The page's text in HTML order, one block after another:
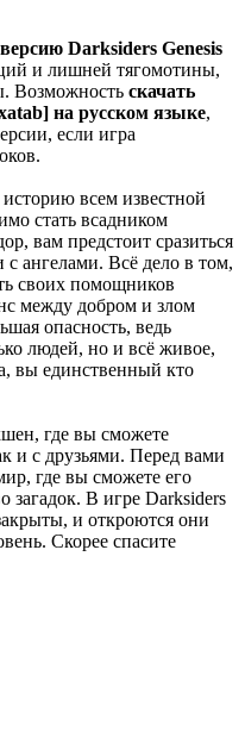
Darksiders Genesis
и лишней тягомотины,
Возможность скачать
на русском языке,
если игра
всем известной
стать всадником
вам предстоит сразиться
ангелами. Всё дело в том,
своих помощников
между добром и злом
опасность, ведь
людей, но и всё живое,
вы единственный кто
где вы сможете
и с друзьями. Перед вами
где вы сможете его
загадок. В игре Darksiders
и откроются они
Скорее спасите